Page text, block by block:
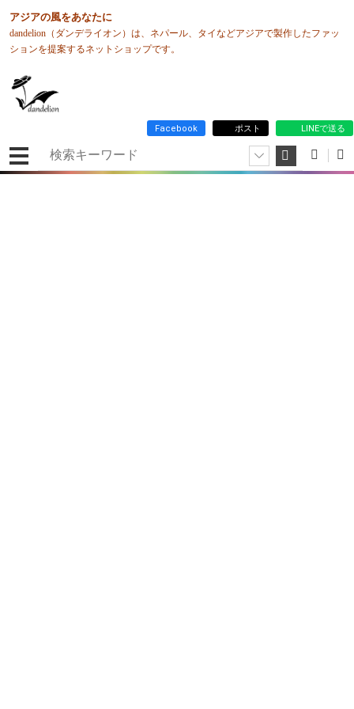
アジアの風をあなたに
dandelion（ダンデライオン）は、ネパール、タイなどアジアで製作したファッ
ションを提案するネットショップです。
Facebook ポスト LINEで送る